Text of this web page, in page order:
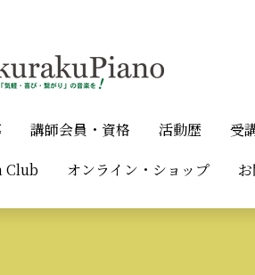
講師会員・資格 活動歴 受
Club オンライン・ショップ
講師会員・資格 活動歴 受
Club オンライン・ショップ